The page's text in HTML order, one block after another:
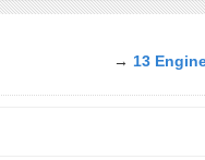
→ 13